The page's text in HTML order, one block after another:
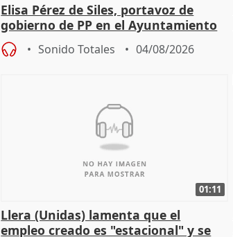
Elisa Pérez de Siles, portavoz de
gobierno de PP en el Ayuntamiento
de Málaga, deja la política
Sonido Totales 04/08/2026
01:11
Llera (Unidas) lamenta que el
empleo creado es "estacional" y se